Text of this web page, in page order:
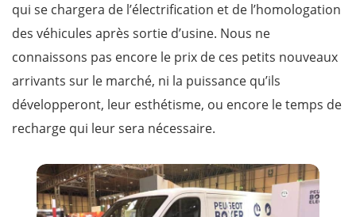
qui se chargera de l’électrification et de l’homologation
des véhicules après sortie d’usine. Nous ne
connaissons pas encore le prix de ces petits nouveaux
arrivants sur le marché, ni la puissance qu’ils
développeront, leur esthétisme, ou encore le temps de
recharge qui leur sera nécessaire.